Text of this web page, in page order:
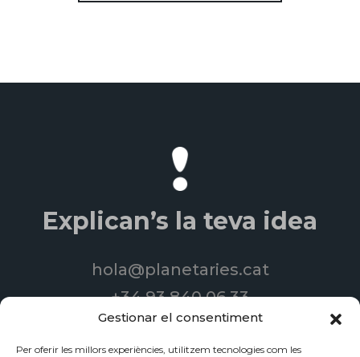
Gestionar el consentiment
Per oferir les millors experiències, utilitzem tecnologies com les
Explican’s la teva idea
hola@planetaries.cat
+34 93 840 06 33